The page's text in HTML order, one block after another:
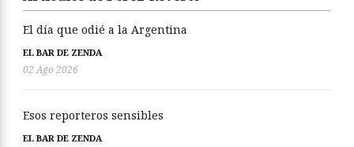
El día que odié a la Argentina
EL BAR DE ZENDA
02 Ago 2026
Esos reporteros sensibles
EL BAR DE ZENDA